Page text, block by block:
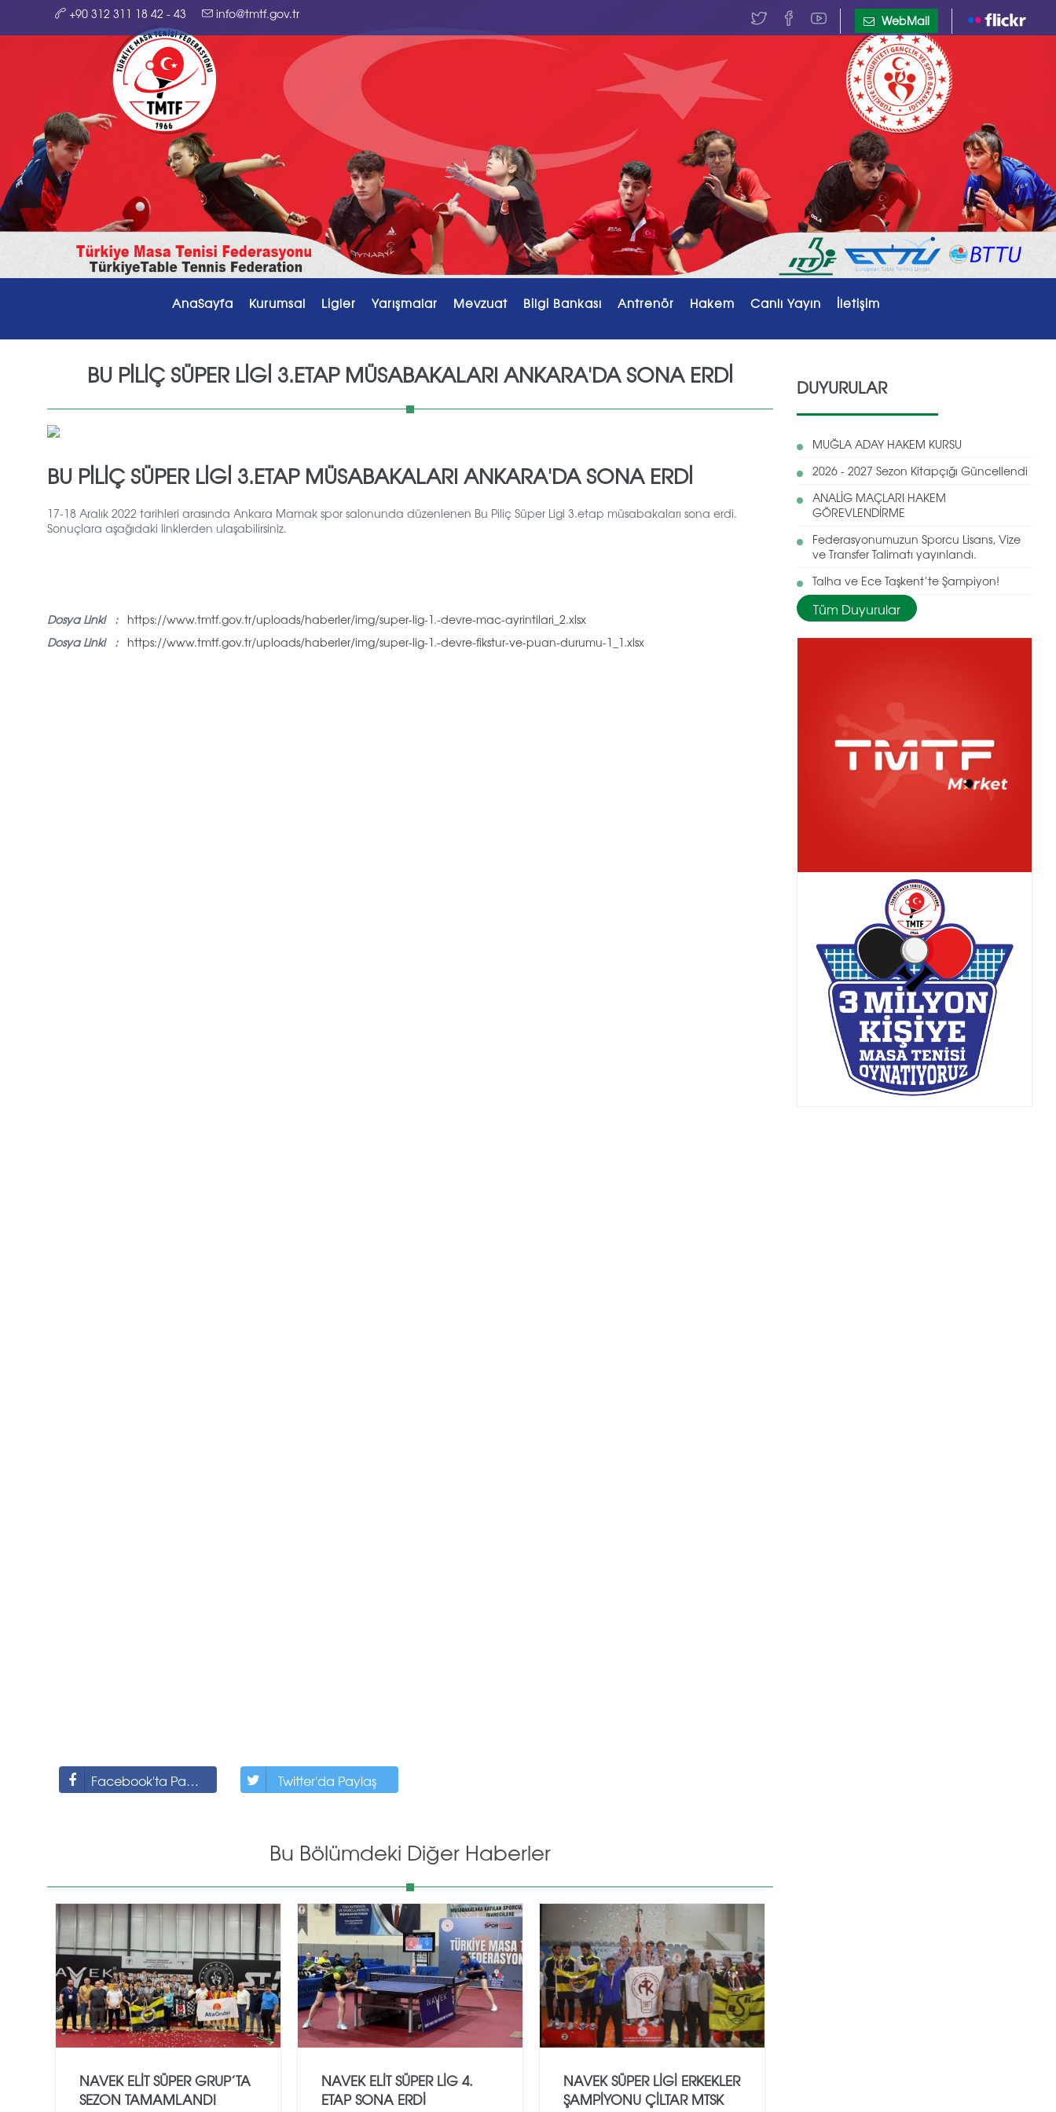
+90 312 311 18 42 - 43 info@tmtf.gov.tr WebMail
AnaSayfa Kurumsal Ligler Yarışmalar Mevzuat Bilgi Bankası Antrenör Hakem Canlı Yayın İletişim
DUYURULAR
MUĞLA ADAY HAKEM KURSU
2026 - 2027 Sezon Kitapçığı Güncellendi
ANALİG MAÇLARI HAKEM
GÖREVLENDİRME
Federasyonumuzun Sporcu Lisans, Vize
ve Transfer Talimatı yayınlandı.
Talha ve Ece Taşkent’te Şampiyon!
Tüm Duyurular
BU PİLİÇ SÜPER LİGİ 3.ETAP MÜSABAKALARI ANKARA'DA SONA ERDİ
BU PİLİÇ SÜPER LİGİ 3.ETAP MÜSABAKALARI ANKARA'DA SONA ERDİ
17-18 Aralık 2022 tarihleri arasında Ankara Mamak spor salonunda düzenlenen Bu Piliç Süper Ligi 3.etap müsabakaları sona erdi.
Sonuçlara aşağıdaki linklerden ulaşabilirsiniz.
Dosya Linki : https://www.tmtf.gov.tr/uploads/haberler/img/super-lig-1.-devre-mac-ayrintilari_2.xlsx
Dosya Linki : https://www.tmtf.gov.tr/uploads/haberler/img/super-lig-1.-devre-fikstur-ve-puan-durumu-1_1.xlsx
Facebook'ta Paylaş Twitter'da Paylaş
Bu Bölümdeki Diğer Haberler
NAVEK ELIT SÜPER GRUP’TA
SEZON TAMAMLANDI
NAVEK ELIT SÜPER LIG 4.
ETAP SONA ERDI
NAVEK SÜPER LİGİ ERKEKLER
ŞAMPİYONU ÇİLTAR MTSK